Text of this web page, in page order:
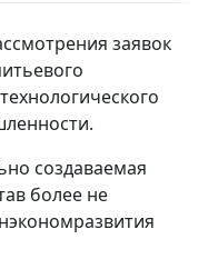
заявок
создаваемая
более не